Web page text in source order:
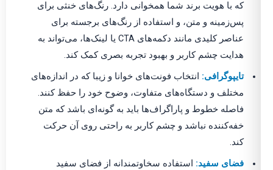
که با هویت برند شما همخوانی دارد. رنگ‌های خنثی برای
پس‌زمینه و متن، و استفاده از رنگ‌های برجسته برای
عناصر کلیدی مانند دکمه‌های CTA یا لینک‌ها، می‌تواند به
هدایت چشم کاربر و بهبود تجربه بصری کمک کند.
تایپوگرافی: انتخاب فونت‌های خوانا و زیبا که در اندازه‌های
مختلف و دستگاه‌های متفاوت، وضوح خود را حفظ کنند.
فاصله خطوط و پاراگراف‌ها باید به گونه‌ای باشد که متن
خفه‌کننده نباشد و چشم کاربر به راحتی روی آن حرکت
کند.
فضای سفید: استفاده سخاوتمندانه از فضای سفید